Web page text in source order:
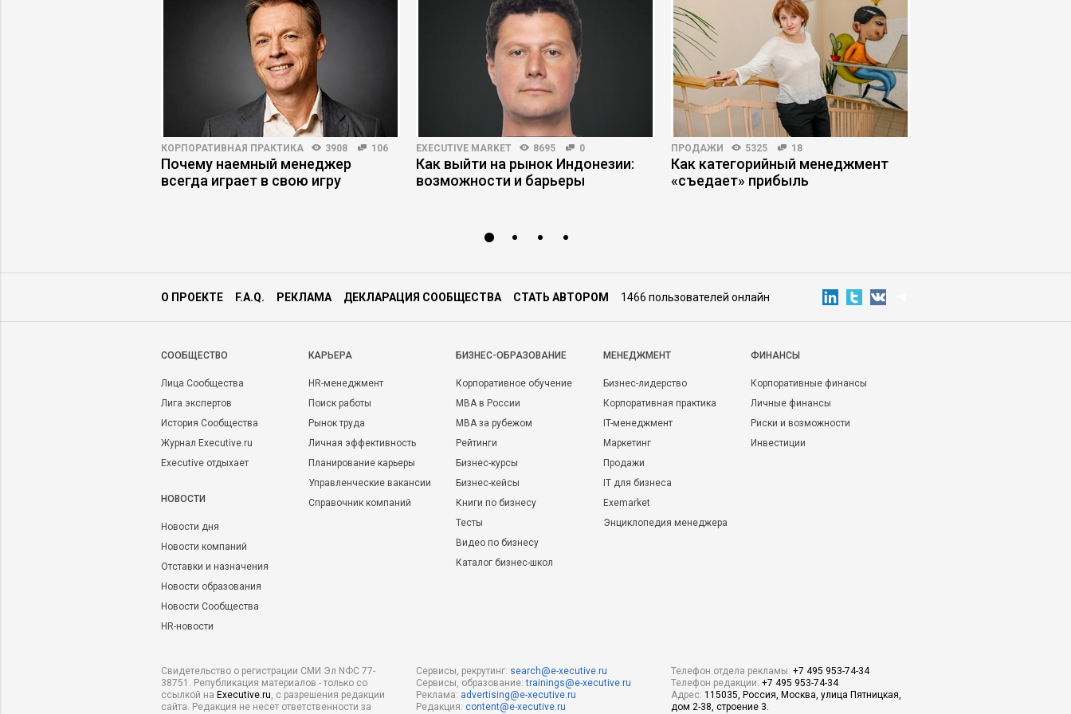
КОРПОРАТИВНАЯ ПРАКТИКА 3908 106
Почему наемный менеджер
всегда играет в свою игру
EXECUTIVE MARKET 8695 0
Как выйти на рынок Индонезии:
возможности и барьеры
ПРОДАЖИ 5325 18
Как категорийный менеджмент
«съедает» прибыль
О ПРОЕКТЕ F.A.Q. РЕКЛАМА ДЕКЛАРАЦИЯ СООБЩЕСТВА СТАТЬ АВТОРОМ 1466 пользователей онлайн
CООБЩЕСТВО
Лица Сообщества
Лига экспертов
История Сообщества
Журнал Executive.ru
Executive отдыхает
НОВОСТИ
Новости дня
Новости компаний
Отставки и назначения
Новости образования
Новости Сообщества
HR-новости
КАРЬЕРА
HR-менеджмент
Поиск работы
Рынок труда
Личная эффективность
Планирование карьеры
Управленческие вакансии
Справочник компаний
БИЗНЕС-ОБРАЗОВАНИЕ
Корпоративное обучение
MBA в России
MBA за рубежом
Рейтинги
Бизнес-курсы
Бизнес-кейсы
Книги по бизнесу
Тесты
Видео по бизнесу
Каталог бизнес-школ
МЕНЕДЖМЕНТ
Бизнес-лидерство
Корпоративная практика
IT-менеджмент
Маркетинг
Продажи
IT для бизнеса
Exemarket
Энциклопедия менеджера
ФИНАНСЫ
Корпоративные финансы
Личные финансы
Риски и возможности
Инвестиции
Свидетельство о регистрации СМИ Эл NФС 77-
38751. Републикация материалов - только со
ссылкой на Executive.ru, с разрешения редакции
сайта. Редакция не несет ответственности за
Сервисы, рекрутинг: search@e-xecutive.ru
Сервисы, образование:trainings@e-xecutive.ru
Реклама: advertising@e-xecutive.ru
Редакция: content@e-xecutive.ru
Телефон отдела рекламы: +7 495 953-74-34
Телефон редакции: +7 495 953-74-34
Адрес: 115035, Россия, Москва, улица Пятницкая,
дом 2-38, строение 3.